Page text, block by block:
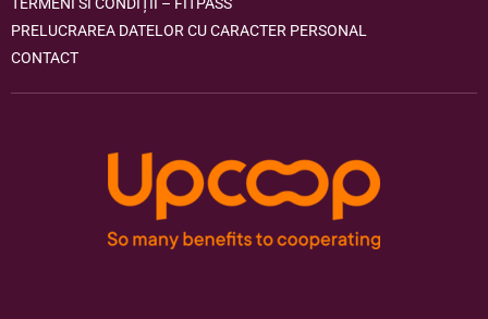
PRELUCRAREA DATELOR CU CARACTER PERSONAL
CONTACT